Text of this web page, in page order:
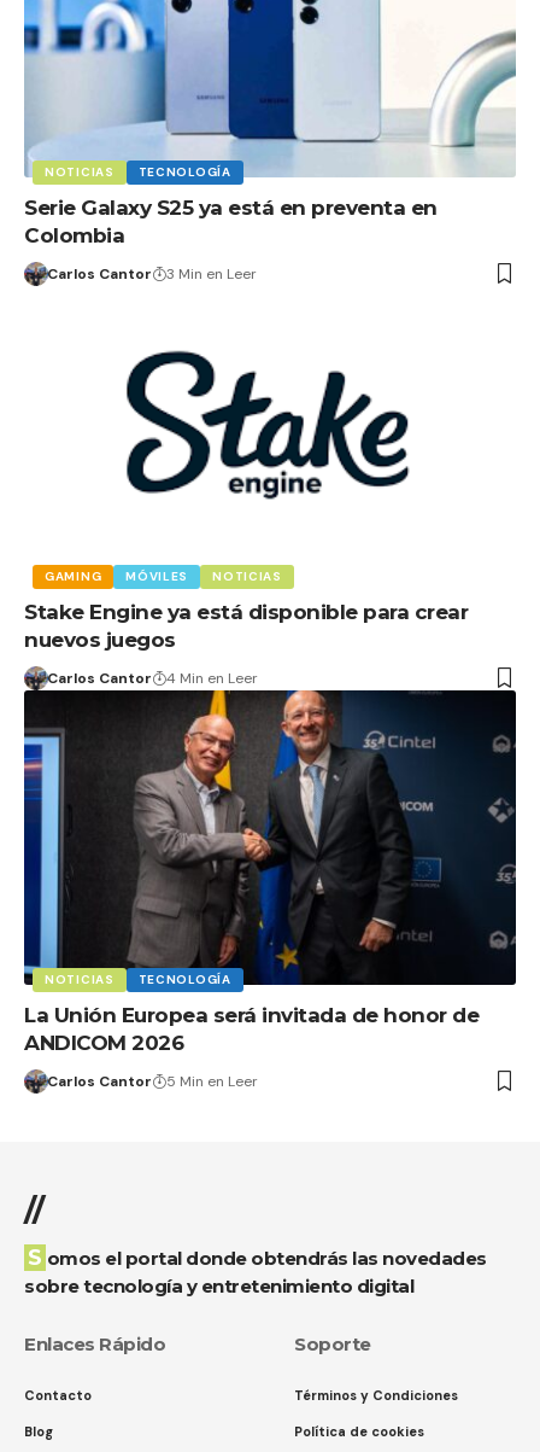
NOTICIAS TECNOLOGÍA
Serie Galaxy S25 ya está en preventa en
Colombia
Carlos Cantor 3 Min en Leer
GAMING MÓVILES NOTICIAS
Stake Engine ya está disponible para crear
nuevos juegos
Carlos Cantor 4 Min en Leer
NOTICIAS TECNOLOGÍA
La Unión Europea será invitada de honor de
ANDICOM 2026
Carlos Cantor 5 Min en Leer
//
Somos el portal donde obtendrás las novedades
sobre tecnología y entretenimiento digital
Enlaces Rápido
Contacto
Blog
Soporte
Términos y Condiciones
Política de cookies